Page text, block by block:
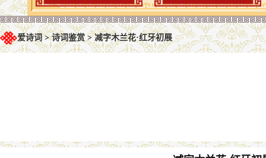
爱诗词 > 诗词鉴赏 > 减字木兰花·红牙初展